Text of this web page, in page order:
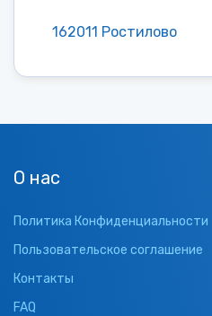
162011 Ростилово
О нас
Политика Конфиденциальности
Пользовательское соглашение
Контакты
FAQ